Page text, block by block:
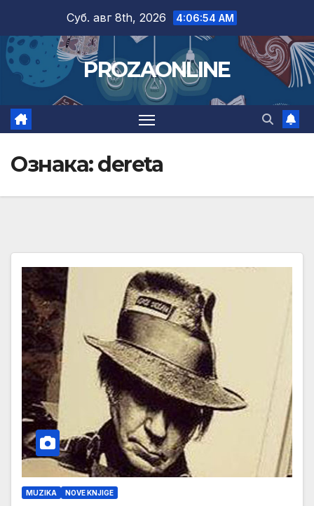
content
Суб. авг 8th, 2026 4:06:55 AM
PROZAONLINE
Ознака:dereta
MUZIKA NOVE KNJIGE